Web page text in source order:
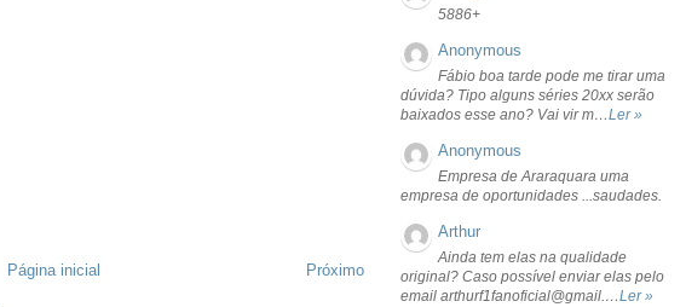
Próximo
Página inicial
5886+
Anonymous
Fábio boa tarde pode me tirar uma
dúvida? Tipo alguns séries 20xx serão
baixados esse ano? Vai vir m…Ler »
Anonymous
Empresa de Araraquara uma
empresa de oportunidades ...saudades.
Arthur
Ainda tem elas na qualidade
original? Caso possível enviar elas pelo
email arthurf1fanoficial@gmail.…Ler »